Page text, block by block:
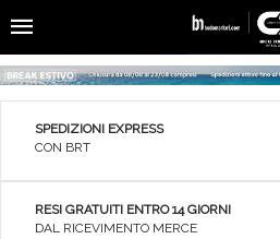
SPEDIZIONI EXPRESS
CON BRT
RESI GRATUITI ENTRO 14 GIORNI
DAL RICEVIMENTO MERCE